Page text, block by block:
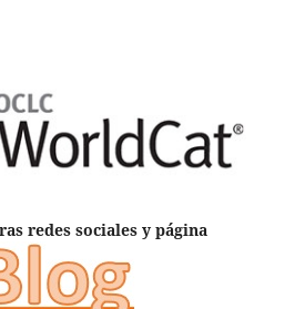
redes sociales y página